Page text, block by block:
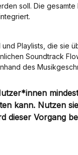
soll. Die gesamte
Playlists, die sie
Soundtrack
des
kann. Nutzen
dieser Vorgang